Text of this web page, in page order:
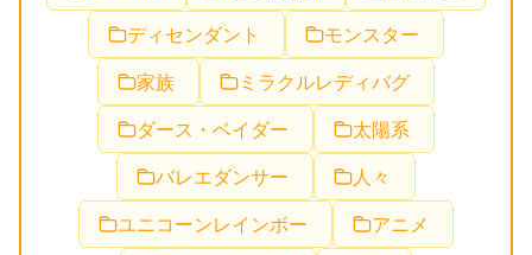
ディセンダント
モンスター
家族
ミラクルレディバグ
ダース・ベイダー
太陽系
バレエダンサー
人々
ユニコーンレインボー
アニメ